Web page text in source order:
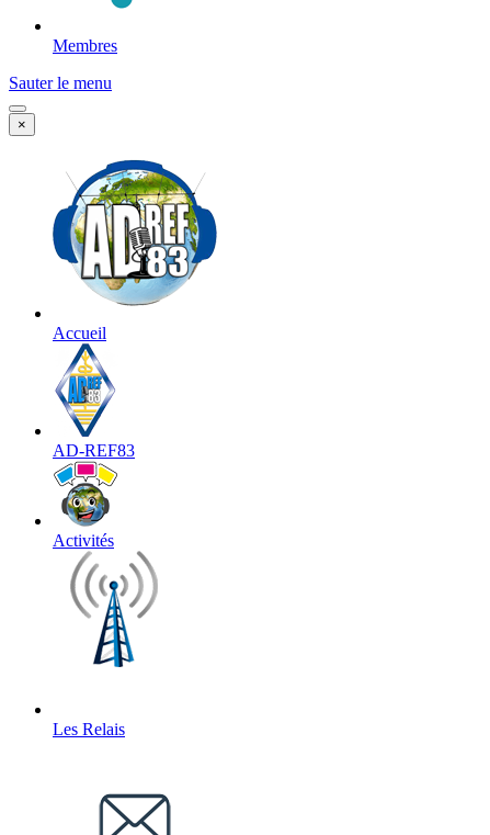
Membres
Sauter le menu
×
Accueil
AD-REF83
Activités
Les Relais